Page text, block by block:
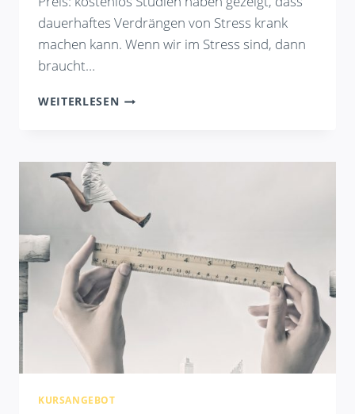
dauerhaftes Verdrängen von Stress krank
machen kann. Wenn wir im Stress sind, dann
braucht…
WEITERLESENREGELMÄSSIGER, K
TRESSMANAGEMENT F
KURSANGEBOT